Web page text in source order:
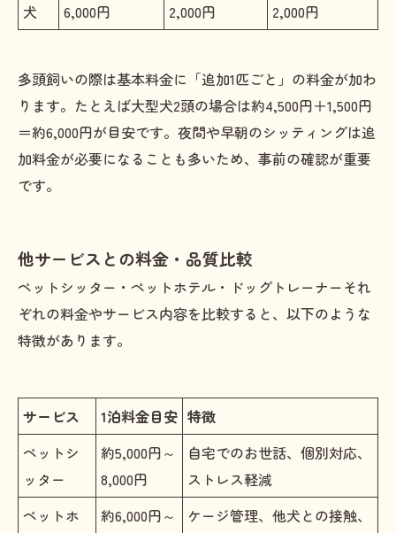
犬
6,000円
2,000円
2,000円
多頭飼いの際は基本料金に「追加1匹ごと」の料金が加わ
ります。たとえば大型犬2頭の場合は約4,500円＋1,500円
＝約6,000円が目安です。夜間や早朝のシッティングは追
加料金が必要になることも多いため、事前の確認が重要
です。
他サービスとの料金・品質比較
ペットシッター・ペットホテル・ドッグトレーナーそれ
ぞれの料金やサービス内容を比較すると、以下のような
特徴があります。
サービス 1泊料金目安 特徴
ペットシ
ッター
約5,000円～
8,000円
自宅でのお世話、個別対応、
ストレス軽減
ペットホ
約6,000円～
ケージ管理、他犬との接触、